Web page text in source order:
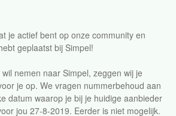
je actief bent op onze community en
geplaatst bij Simpel!
nemen naar Simpel, zeggen wij je
je op. We vragen nummerbehoud aan
datum waarop je bij je huidige aanbieder
jou 27-8-2019. Eerder is niet mogelijk.